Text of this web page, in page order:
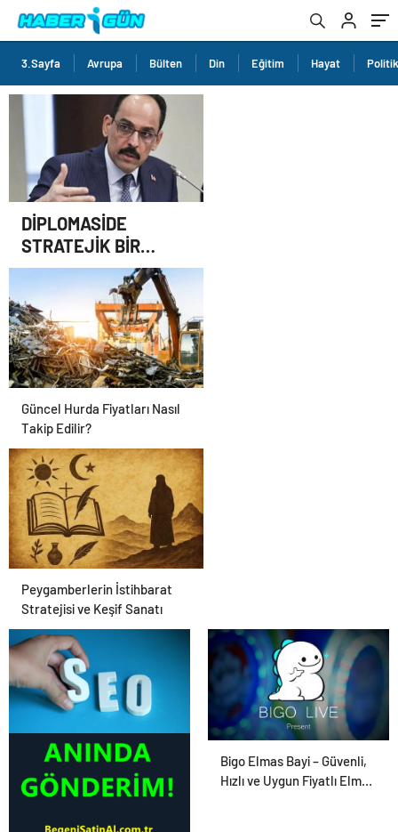
3.Sayfa Avrupa Bülten Din Eğitim Hayat
DİPLOMASİDE
STRATEJİK BİR
KOORDİNATÖR NASIL
OLUNUR
Güncel Hurda Fiyatları Nasıl
Takip Edilir?
Peygamberlerin İstihbarat
Stratejisi ve Keşif Sanatı
Tanıtım Yazısı
Bigo Elmas Bayi – Güvenli,
Hızlı ve Uygun Fiyatlı Elmas